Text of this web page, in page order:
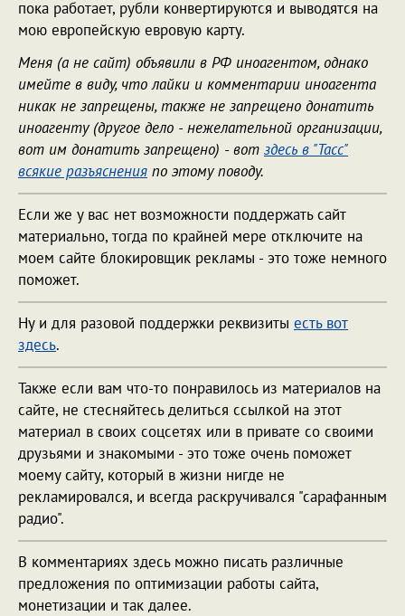
пока работает, рубли конвертируются и выводятся на
мою европейскую евровую карту.
Меня (а не сайт) объявили в РФ иноагентом, однако
имейте в виду, что лайки и комментарии иноагента
никак не запрещены, также не запрещено донатить
иноагенту (другое дело - нежелательной организации,
вот им донатить запрещено) - вот здесь в "Тасс"
всякие разъяснения по этому поводу.
Если же у вас нет возможности поддержать сайт
материально, тогда по крайней мере отключите на
моем сайте блокировщик рекламы - это тоже немного
поможет.
Ну и для разовой поддержки реквизиты есть вот
здесь.
Также если вам что-то понравилось из материалов на
сайте, не стесняйтесь делиться ссылкой на этот
материал в своих соцсетях или в привате со своими
друзьями и знакомыми - это тоже очень поможет
моему сайту, который в жизни нигде не
рекламировался, и всегда раскручивался "сарафанным
радио".
В комментариях здесь можно писать различные
предложения по оптимизации работы сайта,
монетизации и так далее.